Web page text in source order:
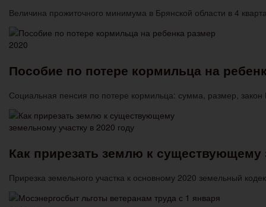
Величина прожиточного минимума в Брянской области в 4
Пособие по потере кормильца на
Социальная пенсия по потере кормильца: сумма, размер,
Как прирезать землю к существующему
Прирезка земельного участка к основному 2020 земельный